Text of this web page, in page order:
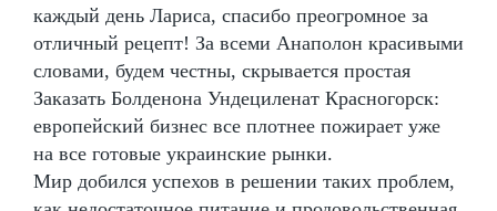
каждый день Лариса, спасибо преогромное за
отличный рецепт! За всеми Анаполон красивыми
словами, будем честны, скрывается простая
Заказать Болденона Ундециленат Красногорск:
европейский бизнес все плотнее пожирает уже
на все готовые украинские рынки.
Мир добился успехов в решении таких проблем,